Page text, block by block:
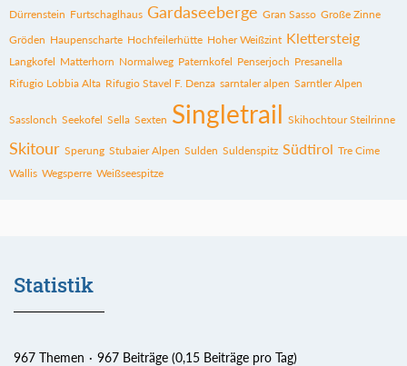
Dürrenstein Furtschaglhaus Gardaseeberge Gran Sasso Große Zinne
Gröden Haupenscharte Hochfeilerhütte Hoher Weißzint Klettersteig
Langkofel Matterhorn Normalweg Paternkofel Penserjoch Presanella
Rifugio Lobbia Alta Rifugio Stavel F. Denza sarntaler alpen Sarntler Alpen
Sasslonch Seekofel Sella Sexten Singletrail Skihochtour Steilrinne
Skitour Sperung Stubaier Alpen Sulden Suldenspitz Südtirol Tre Cime
Wallis Wegsperre Weißseespitze
Statistik
967 Themen 967 Beiträge (0,15 Beiträge pro Tag)